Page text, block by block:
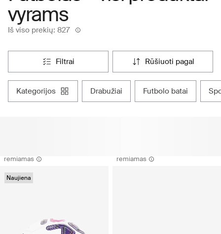
vyrams
Iš viso prekių: 827
filtrai rūšiuoti pagal
kategorijos drabužiai futbolo batai
remiamas
Naujiena
remiamas